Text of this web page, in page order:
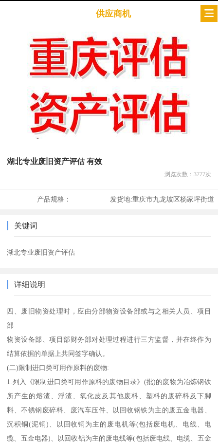
供应商机
湖北专业废旧资产评估 有效
浏览次数： 3777次
产品规格： 发货地:重庆市九龙坡区杨家坪街道
关键词
湖北专业废旧资产评估
详细说明
四、废旧物资处理时，应由分部物资设备部或与之相关人员、项目
部
物资设备部、项目部财务部对处理过程进行三方监督，并在终作为
结算依据的单据上共同签字确认。
(二)限制进口类可用作原料的废物:
1.列入《限制进口类可用作原料的废物目录》(批)的废物为冶炼钢铁
所产生的熔渣、浮渣、氧化皮及其他废料、塑料的废碎料及下脚
料、不锈钢废碎料、废汽车压件、以回收钢铁为主的废五金电器、
沉积铜(泥铜)、以回收铜为主的废电机等(包括废电机、电线、电
缆、五金电器)、以回收铝为主的废电线等(包括废电线、电缆、五金